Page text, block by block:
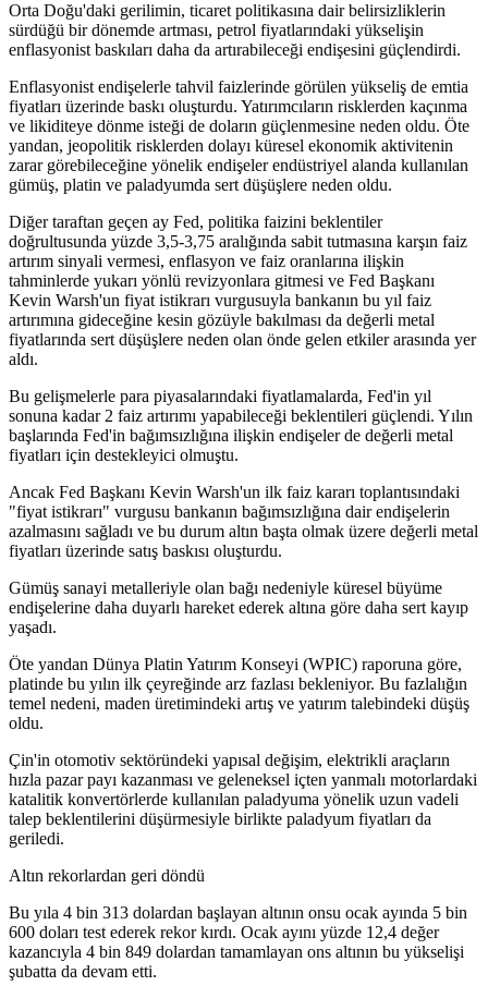
Orta Doğu'daki gerilimin, ticaret politikasına dair belirsizliklerin
sürdüğü bir dönemde artması, petrol fiyatlarındaki yükselişin
enflasyonist baskıları daha da artırabileceği endişesini güçlendirdi.
Enflasyonist endişelerle tahvil faizlerinde görülen yükseliş de emtia
fiyatları üzerinde baskı oluşturdu. Yatırımcıların risklerden kaçınma
ve likiditeye dönme isteği de doların güçlenmesine neden oldu. Öte
yandan, jeopolitik risklerden dolayı küresel ekonomik aktivitenin
zarar görebileceğine yönelik endişeler endüstriyel alanda kullanılan
gümüş, platin ve paladyumda sert düşüşlere neden oldu.
Diğer taraftan geçen ay Fed, politika faizini beklentiler
doğrultusunda yüzde 3,5-3,75 aralığında sabit tutmasına karşın faiz
artırım sinyali vermesi, enflasyon ve faiz oranlarına ilişkin
tahminlerde yukarı yönlü revizyonlara gitmesi ve Fed Başkanı
Kevin Warsh'un fiyat istikrarı vurgusuyla bankanın bu yıl faiz
artırımına gideceğine kesin gözüyle bakılması da değerli metal
fiyatlarında sert düşüşlere neden olan önde gelen etkiler arasında yer
aldı.
Bu gelişmelerle para piyasalarındaki fiyatlamalarda, Fed'in yıl
sonuna kadar 2 faiz artırımı yapabileceği beklentileri güçlendi. Yılın
başlarında Fed'in bağımsızlığına ilişkin endişeler de değerli metal
fiyatları için destekleyici olmuştu.
Ancak Fed Başkanı Kevin Warsh'un ilk faiz kararı toplantısındaki
"fiyat istikrarı" vurgusu bankanın bağımsızlığına dair endişelerin
azalmasını sağladı ve bu durum altın başta olmak üzere değerli metal
fiyatları üzerinde satış baskısı oluşturdu.
Gümüş sanayi metalleriyle olan bağı nedeniyle küresel büyüme
endişelerine daha duyarlı hareket ederek altına göre daha sert kayıp
yaşadı.
Öte yandan Dünya Platin Yatırım Konseyi (WPIC) raporuna göre,
platinde bu yılın ilk çeyreğinde arz fazlası bekleniyor. Bu fazlalığın
temel nedeni, maden üretimindeki artış ve yatırım talebindeki düşüş
oldu.
Çin'in otomotiv sektöründeki yapısal değişim, elektrikli araçların
hızla pazar payı kazanması ve geleneksel içten yanmalı motorlardaki
katalitik konvertörlerde kullanılan paladyuma yönelik uzun vadeli
talep beklentilerini düşürmesiyle birlikte paladyum fiyatları da
geriledi.
Altın rekorlardan geri döndü
Bu yıla 4 bin 313 dolardan başlayan altının onsu ocak ayında 5 bin
600 doları test ederek rekor kırdı. Ocak ayını yüzde 12,4 değer
kazancıyla 4 bin 849 dolardan tamamlayan ons altının bu yükselişi
şubatta da devam etti.